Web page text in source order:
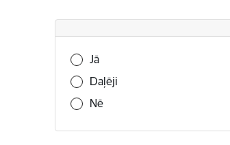
Vai šī informācija bija noderīga?
Jā
Daļēji
Nē